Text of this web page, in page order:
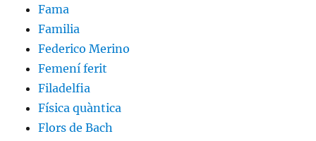
Fama
Familia
Federico Merino
Femení ferit
Filadelfia
Física quàntica
Flors de Bach